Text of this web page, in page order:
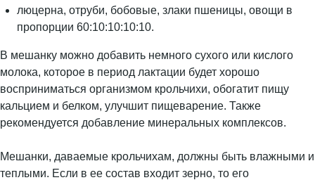
люцерна, отруби, бобовые, злаки пшеницы, овощи в
пропорции 60:10:10:10:10.
В мешанку можно добавить немного сухого или кислого
молока, которое в период лактации будет хорошо
восприниматься организмом крольчихи, обогатит пищу
кальцием и белком, улучшит пищеварение. Также
рекомендуется добавление минеральных комплексов.
Мешанки, даваемые крольчихам, должны быть влажными и
теплыми. Если в ее состав входит зерно, то его